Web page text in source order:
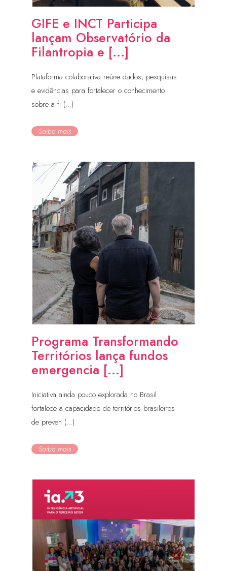
GIFE e INCT Participa
lançam Observatório da
Filantropia e [...]
Plataforma colaborativa reúne dados, pesquisas
e evidências para fortalecer o conhecimento
sobre a fi (...)
Saiba mais
Programa Transformando
Territórios lança fundos
emergencia [...]
Iniciativa ainda pouco explorada no Brasil
fortalece a capacidade de territórios brasileiros
de preven (...)
Saiba mais